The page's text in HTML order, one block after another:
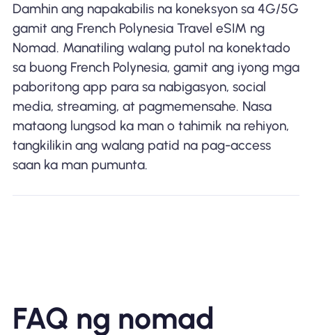
Damhin ang napakabilis na koneksyon sa 4G/5G
gamit ang French Polynesia Travel eSIM ng
Nomad. Manatiling walang putol na konektado
sa buong French Polynesia, gamit ang iyong mga
paboritong app para sa nabigasyon, social
media, streaming, at pagmemensahe. Nasa
mataong lungsod ka man o tahimik na rehiyon,
tangkilikin ang walang patid na pag-access
saan ka man pumunta.
FAQ ng nomad